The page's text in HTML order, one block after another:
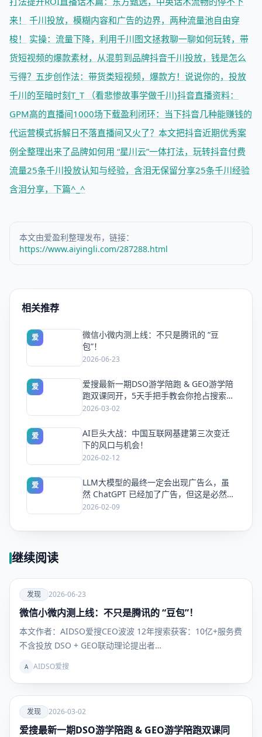
来！
千川投放，模糊内容和广告的边界，两种流量池自由穿
梭！
实操：流量下降，利用千川图文拯救聊一聊如何玩转，带
货短视频的爆款素材，从混剪到品牌抖音千川投放，钱是怎么
亏得？ 五步创作法：带货类短视频，爆款方！ 说说你的，投放
千川的至暗时刻T_T （看悲惨故事学做千川)抖音直播资料：
GPM高的直播间1000场下载盈利闭环：当下抖音几种能赚钱的
代运营模式拆解日不落直播间又火了？本文把抖音近期优秀案
例全整理出来了品牌如何用 “星川云”一体打法，玩转抖音付费
流量25条千川投放认知与经验，含泪无保留分享25条千川经验
含泪分享，下篇^_^
本文由爱盈利整理发布，链接：
https://www.aiyingli.com/287288.html
相关推荐
爱
微信小微内测上线：不只是腾讯的 “豆
包”！
2026-06-23
爱
爱搜最新一期DSO游学陪跑 & GEO游学陪
跑双课同开，5天手把手教会你抢占搜索流
量
2026-03-02
爱
AI巨头大战：中国互联网基建第三次变迁
下的风口与机会！
2026-02-12
爱
LLM大模型的最终一定会出现广告么，虽
然 ChatGPT 已经加了广告，但这是必然终
局么？
2026-02-09
继续阅读
爱
发现
发现 2026-06-23
微信小微内测上线：不只是腾讯的 “豆包”！
本文作者：AIDSO爱搜CEO波波 12年搜索获客：10亿+服务费
不含投放 DSO + GEO联动理论提出者…
A AIDSO爱搜
爱
发现
发现 2026-03-02
爱搜最新一期DSO游学陪跑 & GEO游学陪跑双课同